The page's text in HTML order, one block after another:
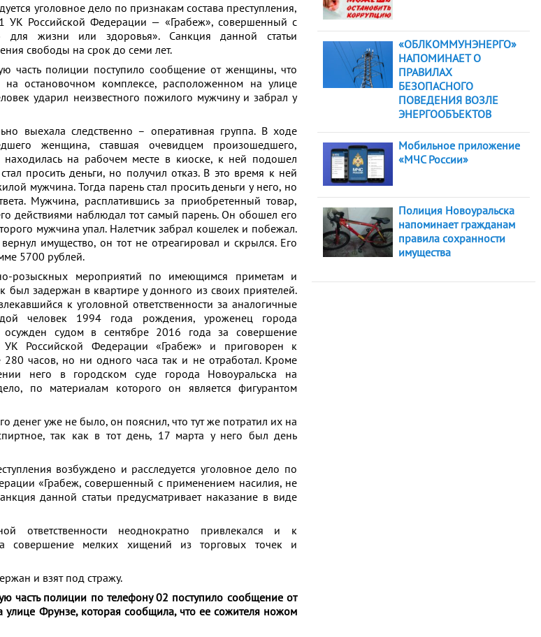
уголовное дело по признакам состава преступления,
УК Российской Федерации — «Грабеж», совершенный с
для жизни или здоровья». Санкция данной статьи
свободы на срок до семи лет.
часть полиции поступило сообщение от женщины, что
на остановочном комплексе, расположенном на улице
ударил неизвестного пожилого мужчину и забрал у
выехала следственно – оперативная группа. В ходе
женщина, ставшая очевидцем произошедшего,
находилась на рабочем месте в киоске, к ней подошел
просить деньги, но получил отказ. В это время к ней
мужчина. Тогда парень стал просить деньги у него, но
Мужчина, расплатившись за приобретенный товар,
действиями наблюдал тот самый парень. Он обошел его
мужчина упал. Налетчик забрал кошелек и побежал.
имущество, он тот не отреагировал и скрылся. Его
5700 рублей.
розыскных мероприятий по имеющимся приметам и
задержан в квартире у донного из своих приятелей.
к уголовной ответственности за аналогичные
человек 1994 года рождения, уроженец города
судом в сентябре 2016 года за совершение
УК Российской Федерации «Грабеж» и приговорен к
280 часов, но ни одного часа так и не отработал. Кроме
него в городском суде города Новоуральска на
по материалам которого он является фигурантом
денег уже не было, он пояснил, что тут же потратил их на
так как в тот день, 17 марта у него был день
возбуждено и расследуется уголовное дело по
«Грабеж, совершенный с применением насилия, не
данной статьи предусматривает наказание в виде
ответственности неоднократно привлекался и к
за совершение мелких хищений из торговых точек и
и взят под стражу.
часть полиции по телефону 02 поступило сообщение от
Фрунзе, которая сообщила, что ее сожителя ножом
«ОБЛКОММУНЭНЕРГО»
НАПОМИНАЕТ О
ПРАВИЛАХ
БЕЗОПАСНОГО
ПОВЕДЕНИЯ ВОЗЛЕ
ЭНЕРГООБЪЕКТОВ
Мобильное приложение
«МЧС России»
Полиция Новоуральска
напоминает гражданам
правила сохранности
имущества